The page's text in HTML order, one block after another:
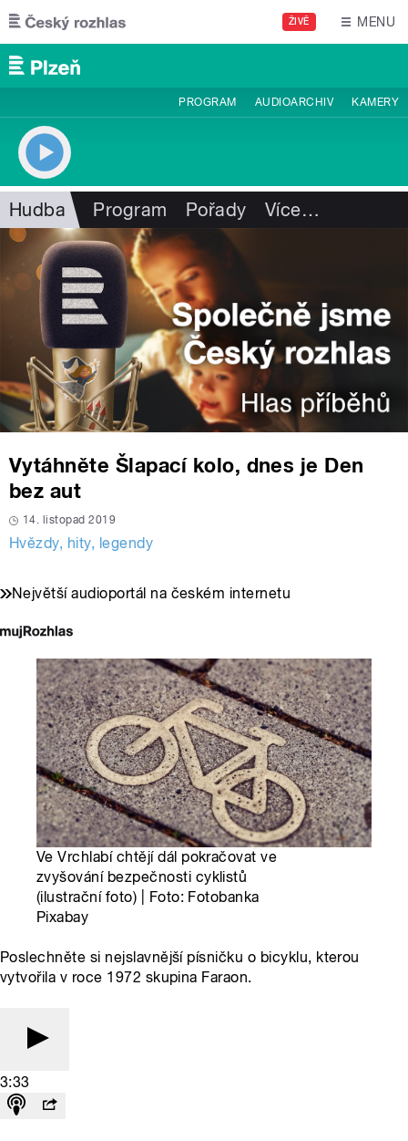
Přejít k hlavnímu obsahu
ŽIVĚ MENU
PROGRAM AUDIOARCHIV KAMERY
Hudba Program Pořady Více…
Vytáhněte Šlapací kolo, dnes je Den
bez aut
14. listopad 2019
Hvězdy, hity, legendy
Největší audioportál na českém internetu
Ve Vrchlabí chtějí dál pokračovat ve
zvyšování bezpečnosti cyklistů
(ilustrační foto) | Foto: Fotobanka
Pixabay
Poslechněte si nejslavnější písničku o bicyklu, kterou
vytvořila v roce 1972 skupina Faraon.
3:33